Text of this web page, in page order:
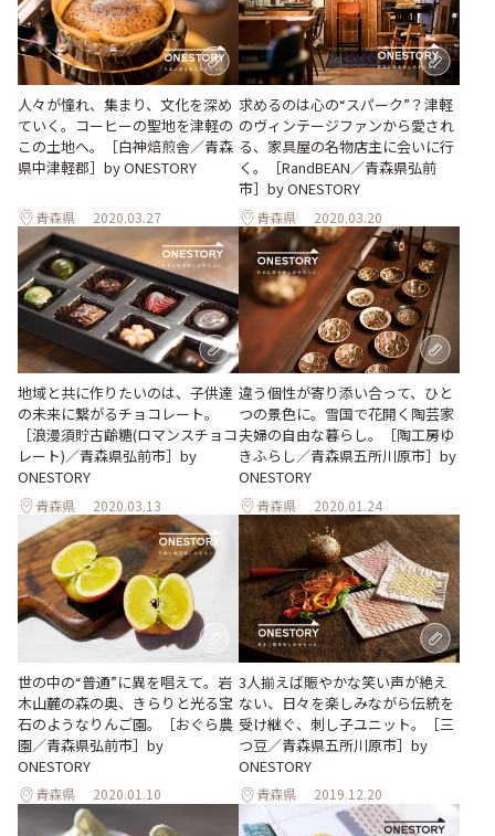
人々が憧れ、集まり、文化を深め
ていく。コーヒーの聖地を津軽の
この土地へ。［白神焙煎舎／青森
県中津軽郡］by ONESTORY
青森県 2020.03.27
求めるのは心の“スパーク”？津軽
のヴィンテージファンから愛され
る、家具屋の名物店主に会いに行
く。［RandBEAN／青森県弘前
市］by ONESTORY
青森県 2020.03.20
地域と共に作りたいのは、子供達
の未来に繋がるチョコレート。
［浪漫須貯古齢糖(ロマンスチョコ
レート)／青森県弘前市］by
ONESTORY
青森県 2020.03.13
違う個性が寄り添い合って、ひと
つの景色に。雪国で花開く陶芸家
夫婦の自由な暮らし。［陶工房ゆ
きふらし／青森県五所川原市］by
ONESTORY
青森県 2020.01.24
世の中の“普通”に異を唱えて。岩
木山麓の森の奥、きらりと光る宝
石のようなりんご園。［おぐら農
園／青森県弘前市］by
ONESTORY
青森県 2020.01.10
3人揃えば賑やかな笑い声が絶え
ない、日々を楽しみながら伝統を
受け継ぐ、刺し子ユニット。［三
つ豆／青森県五所川原市］by
ONESTORY
青森県 2019.12.20